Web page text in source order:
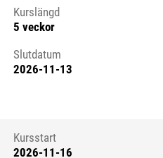
Kurslängd
5 veckor
Slutdatum
2026-11-13
Kursstart
2026-11-16